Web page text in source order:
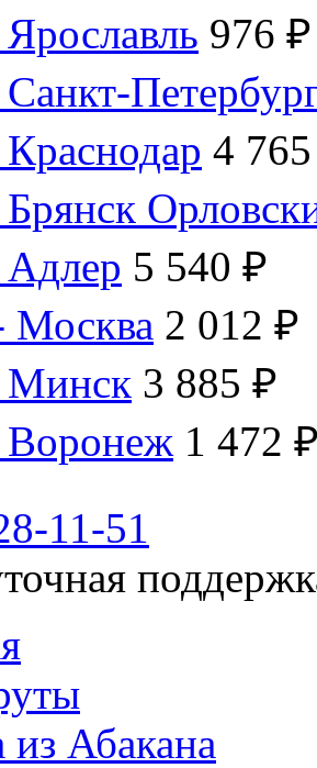
976 ₽
4
5 540 ₽
Москва 2 012 ₽
Минск 3 885 ₽
1 472
11-51
из Абакана